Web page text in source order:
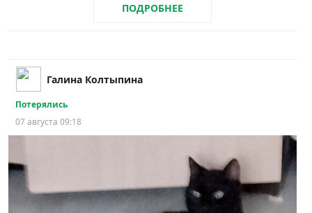
ПОДРОБНЕЕ
Галина Колтыпина
Потерялись
07 августа 09:18